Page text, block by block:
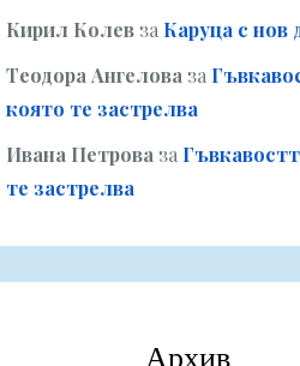
Кирил Колев за Каруца с нов
Теодора Ангелова за
която те застрелва
Ивана Петрова за
те застрелва
Архив